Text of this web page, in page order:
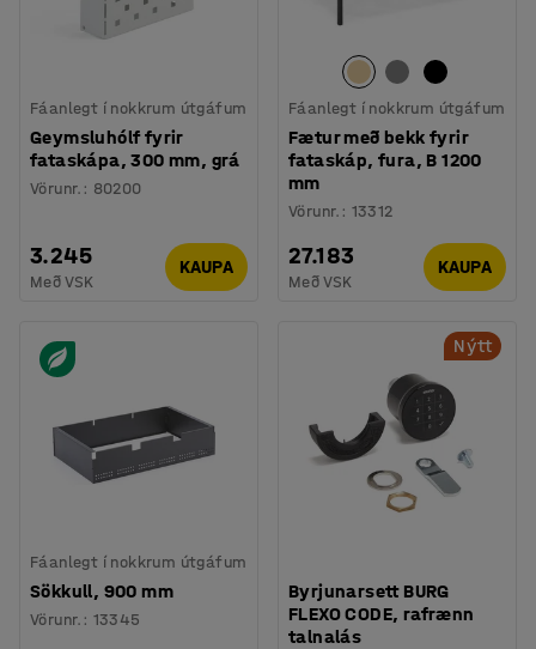
Fáanlegt í nokkrum útgáfum
Geymsluhólf fyrir
fataskápa, 300 mm, grá
Vörunr. : 80200
3.245
Með VSK
KAUPA
Fáanlegt í nokkrum útgáfum
Fætur með bekk fyrir
fataskáp, fura, B 1200
mm
Vörunr. : 13312
27.183
Með VSK
KAUPA
Fáanlegt í nokkrum útgáfum
Sökkull, 900 mm
Vörunr. : 13345
Nýtt
Byrjunarsett BURG
FLEXO CODE, rafrænn
talnalás